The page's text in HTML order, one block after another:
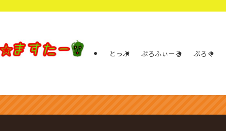
とっぷ ぷろふぃーる ぶろぐ